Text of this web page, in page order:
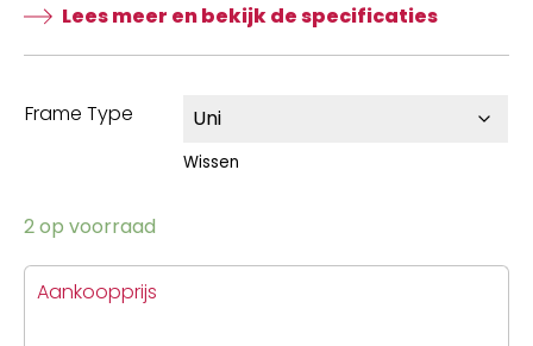
Lees meer en bekijk de specificaties
Frame Type
Wissen
2 op voorraad
Aankoopprijs